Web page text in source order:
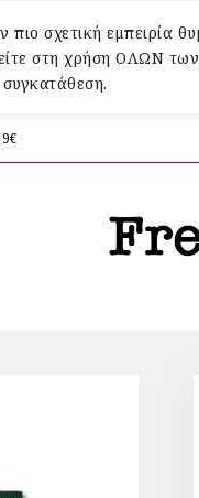
σχετική εμπειρία
στη χρήση ΟΛΩΝ